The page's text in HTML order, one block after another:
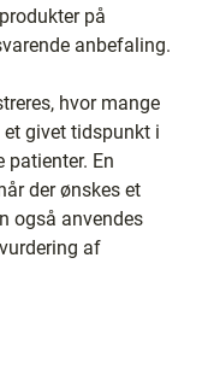
på
anbefaling.
hvor mange
givet tidspunkt i
En
der ønskes et
også anvendes
af